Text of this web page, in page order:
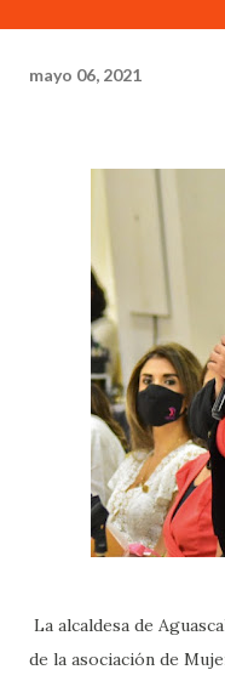
mayo 06, 2021
La alcaldesa de
de la asociación de